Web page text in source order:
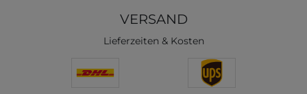
VERSAND
Lieferzeiten & Kosten